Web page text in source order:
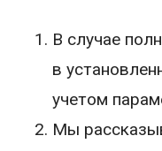
В случае
в
учетом
Мы